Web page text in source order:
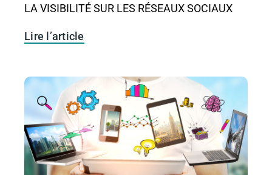
LA VISIBILITÉ SUR LES RÉSEAUX SOCIAUX
Lire l’article